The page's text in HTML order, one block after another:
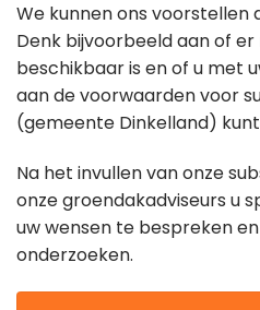
We kunnen ons voorstellen
Denk bijvoorbeeld aan of er
beschikbaar is en of u met
aan de voorwaarden voor
(gemeente Dinkelland)
Na het invullen van onze
onze groendakadviseurs u
uw wensen te bespreken
onderzoeken.